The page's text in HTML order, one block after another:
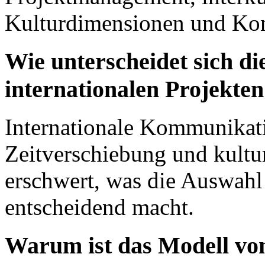
Kulturdimensionen und
Wie unterscheidet sich
internationalen
Internationale
Zeitverschiebung und
erschwert, was die
entscheidend macht.
Warum ist das Modell